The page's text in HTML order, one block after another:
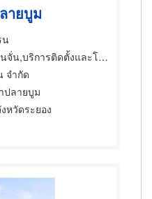
ายบูม
น
ละโยกย้ายเครื่องจักรกล,บริการขนย้ายและรับฝาก
จำกัด
ปลายบูม
หวัดระยอง